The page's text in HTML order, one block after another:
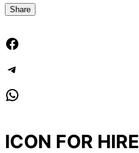
Share
ICON FOR HIRE